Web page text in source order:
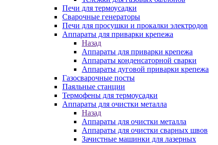
Печи для термоусадки
Сварочные генераторы
Печи для просушки и прокалки электродов
Аппараты для приварки крепежа
Назад
Аппараты для приварки крепежа
Аппараты конденсаторной сварки
Аппараты дуговой приварки крепежа
Газосварочные посты
Паяльные станции
Термофены для термоусадки
Аппараты для очистки металла
Назад
Аппараты для очистки металла
Аппараты для очистки сварных швов
Зачистные машинки для лазерных